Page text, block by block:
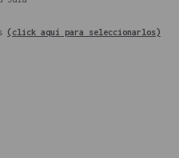
(click aquí para seleccionarlos)